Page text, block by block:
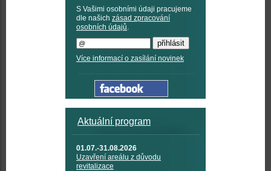
S Vašimi osobními údaji pracujeme
dle našich zásad zpracování
osobních údajů.
Více informací o zasílání novinek
Aktuální program
01.07.-31.08.2026
Uzavření areálu z důvodu
revitalizace